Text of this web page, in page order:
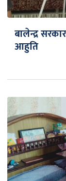
बालेन्द्र
आहुति